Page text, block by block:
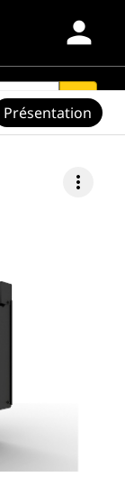
person
search
more_vert
Présentation